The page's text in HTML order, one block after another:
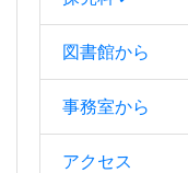
図書館から
事務室から
アクセス